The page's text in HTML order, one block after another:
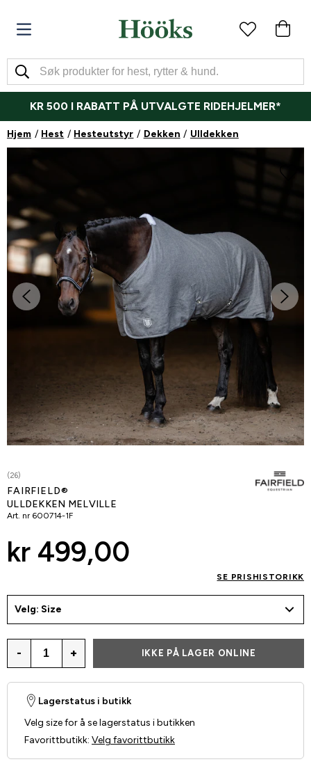
KR 500 I RABATT PÅ UTVALGTE RIDEHJELMER*
Hjem Hest Hesteutstyr Dekken Ulldekken
(26)
FAIRFIELD®
ULLDEKKEN MELVILLE
Art. nr 600714-1F
kr 499,00
SE PRISHISTORIKK
Velg: Size
- + IKKE PÅ LAGER ONLINE
Lagerstatus i butikk
Velg size for å se lagerstatus i butikken
Favorittbutikk: Velg favorittbutikk